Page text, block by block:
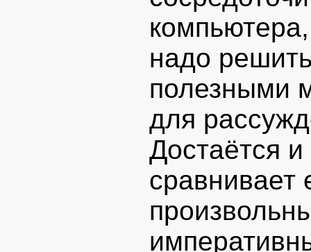
надо
полезными
для
Достаётся
сравнивает